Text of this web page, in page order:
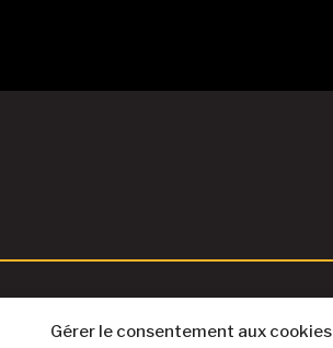
Gérer le consentement aux cookies